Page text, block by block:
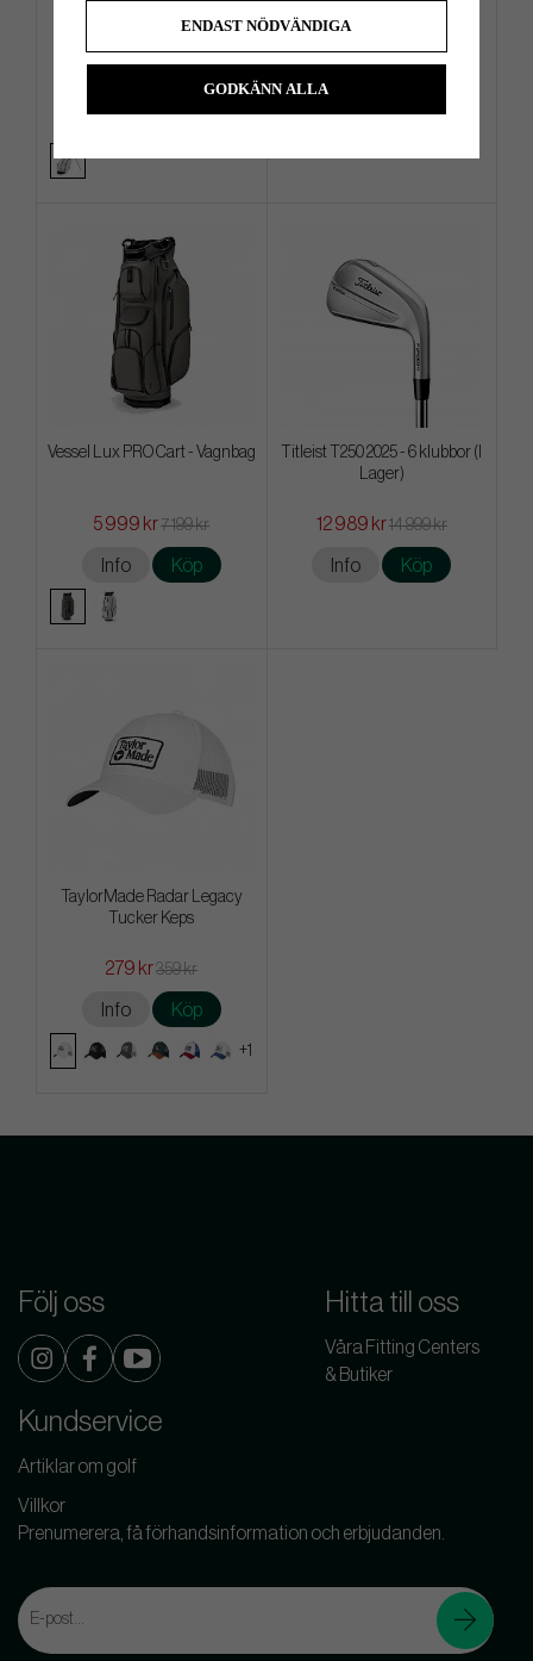
5 599 kr
Info Köp
1 999 kr
Info Köp
Vessel Lux PRO Cart - Vagnbag
5 999 kr7 199 kr
Info Köp
Titleist T250 2025 - 6 klubbor (I
Lager)
12 989 kr14 999 kr
Info Köp
TaylorMade Radar Legacy
Tucker Keps
279 kr359 kr
Info Köp
+1
Följ oss Hitta till oss
Våra Fitting Centers
& Butiker
Kundservice
Artiklar om golf
Villkor
Prenumerera, få förhandsinformation och erbjudanden.
ENDAST NÖDVÄNDIGA
GODKÄNN ALLA